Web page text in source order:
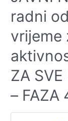
radni
vrijeme
ZA
– FAZA